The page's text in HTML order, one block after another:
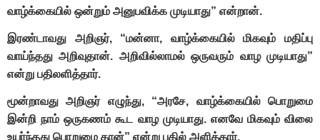
வாழ்க்கையில் ஒன்றும் அனுபவிக்க முடியாது” என்றான்.
இரண்டாவது அறிஞர், “மன்னா, வாழ்க்கையில் மிகவும் மதிப்பு
வாய்ந்தது அறிவுதான். அறிவில்லாமல் ஒருவரும் வாழ முடியாது”
என்று பதிலளித்தார்.
மூன்றாவது அறிஞர் எழுந்து, “அரசே, வாழ்க்கையில் பொறுமை
இன்றி நாம் ஒருகணம் கூட வாழ முடியாது. எனவே மிகவும் விலை
உயர்ந்தது பொறுமை தான்” என்று பதில் அளித்தார்.